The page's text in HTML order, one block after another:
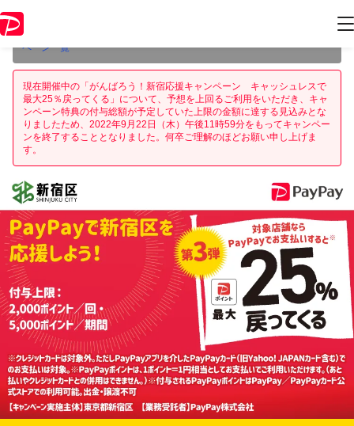
ジ内の情報はキャンペーン終了時点のものになります。
ペーン一覧
現在開催中の「がんばろう！新宿応援キャンペーン キャッシュレスで
最大25％戻ってくる」について、予想を上回るご利用をいただき、キャ
ンペーン特典の付与総額が予定していた上限の金額に達する見込みとな
りましたため、2022年9月22日（木）午後11時59分をもってキャンペー
ンを終了することとなりました。何卒ご理解のほどお願い申し上げま
す。